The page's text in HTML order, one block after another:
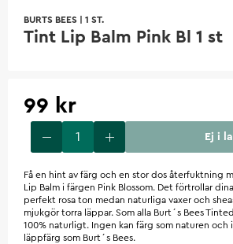
BURTS BEES 1 ST.
Tint Lip Balm Pink Bl 1 st
99 kr
Ej i
Få en hint av färg och en stor dos återfuktning
Lip Balm i färgen Pink Blossom. Det förtrollar
perfekt rosa ton medan naturliga vaxer och
mjukgör torra läppar. Som alla Burt´s Bees
100% naturligt. Ingen kan färg som naturen och
läppfärg som Burt´s Bees.